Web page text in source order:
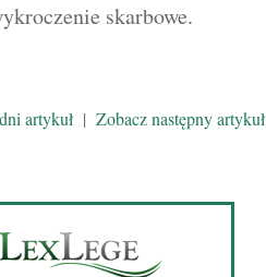
skarbowe.
artykuł| Zobacz następny artykuł